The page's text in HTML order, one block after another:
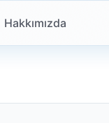
or
personalized
Hakkımızda